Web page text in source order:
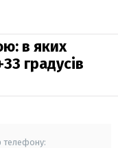
в яких
градусів
телефону: